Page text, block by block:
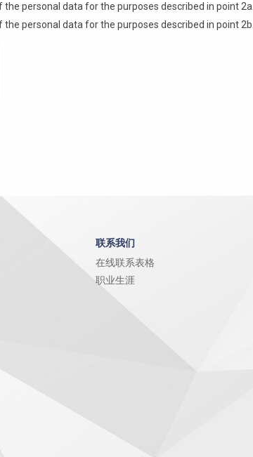
the personal data for the purposes described in point 2a.
the personal data for the purposes described in point 2b.
联系我们
在线联系表格
职业生涯